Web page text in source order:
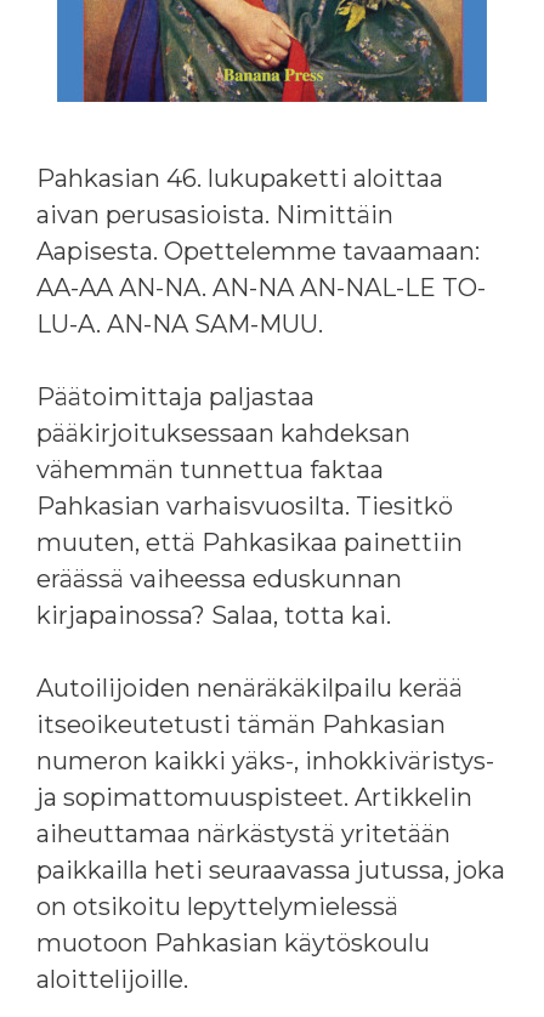
Pahkasian 46. lukupaketti aloittaa
aivan perusasioista. Nimittäin
Aapisesta. Opettelemme tavaamaan:
AA-AA AN-NA. AN-NA AN-NAL-LE TO-
LU-A. AN-NA SAM-MUU.
Päätoimittaja paljastaa
pääkirjoituksessaan kahdeksan
vähemmän tunnettua faktaa
Pahkasian varhaisvuosilta. Tiesitkö
muuten, että Pahkasikaa painettiin
eräässä vaiheessa eduskunnan
kirjapainossa? Salaa, totta kai.
Autoilijoiden nenäräkäkilpailu kerää
itseoikeutetusti tämän Pahkasian
numeron kaikki yäks-, inhokkiväristys-
ja sopimattomuuspisteet. Artikkelin
aiheuttamaa närkästystä yritetään
paikkailla heti seuraavassa jutussa, joka
on otsikoitu lepyttelymielessä
muotoon Pahkasian käytöskoulu
aloittelijoille.